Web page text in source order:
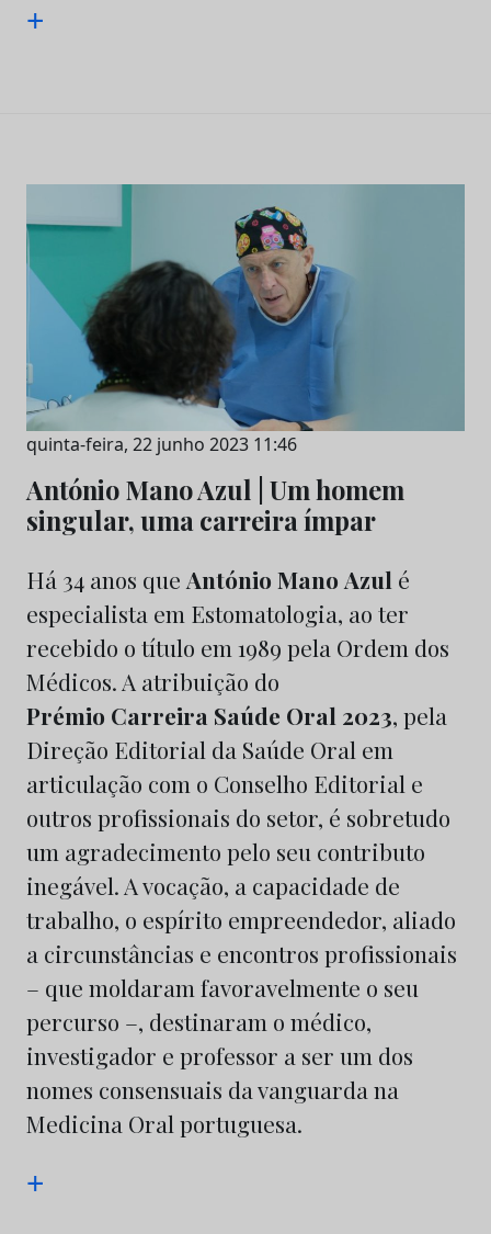
+
quinta-feira, 22 junho 2023 11:46
António Mano Azul | Um homem
singular, uma carreira ímpar
Há 34 anos que António Mano Azul é
especialista em Estomatologia, ao ter
recebido o título em 1989 pela Ordem dos
Médicos. A atribuição do
Prémio Carreira Saúde Oral 2023, pela
Direção Editorial da Saúde Oral em
articulação com o Conselho Editorial e
outros profissionais do setor, é sobretudo
um agradecimento pelo seu contributo
inegável. A vocação, a capacidade de
trabalho, o espírito empreendedor, aliado
a circunstâncias e encontros profissionais
– que moldaram favoravelmente o seu
percurso –, destinaram o médico,
investigador e professor a ser um dos
nomes consensuais da vanguarda na
Medicina Oral portuguesa.
+